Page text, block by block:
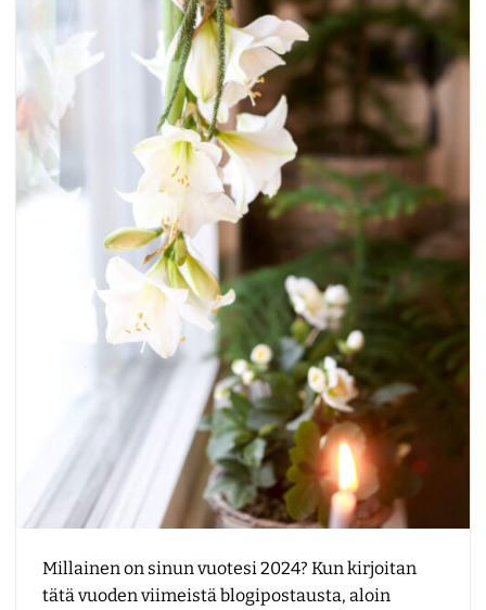
Millainen on sinun vuotesi 2024? Kun kirjoitan
tätä vuoden viimeistä blogipostausta, aloin